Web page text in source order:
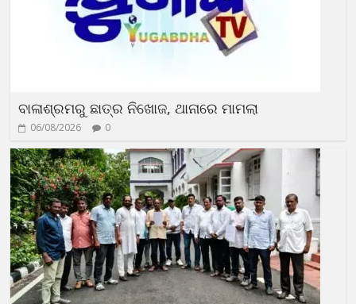
ବାଳାଶ୍ରମରୁ ଛାତ୍ର ନିଖୋଜ, ଥାନାରେ ମାମଲା
06/08/2026 0